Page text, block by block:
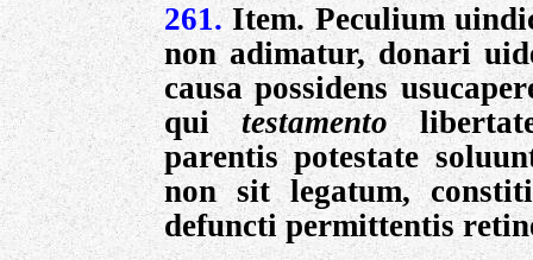
261. Item. Peculium
non adimatur, donari
causa possidens
quitestamento
parentis potestate
non sit legatum,
defuncti permittentis